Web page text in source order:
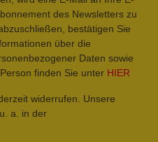
des Newsletters zu
bestätigen Sie
über die
Daten sowie
finden Sie unter HIER
widerrufen. Unsere
a. in der